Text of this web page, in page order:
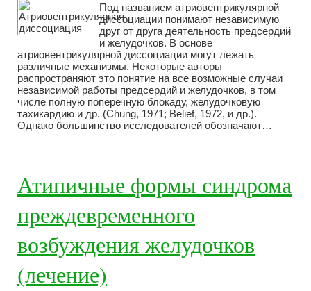
Под названием атриовентрикулярной
диссоциации понимают независимую
друг от друга деятельность предсердий
и желудочков. В основе
атриовентрикулярной диссоциации могут лежать
различные механизмы. Некоторые авторы
распространяют это понятие на все возможные случаи
независимой работы предсердий и желудочков, в том
числе полную поперечную блокаду, желудочковую
тахикардию и др. (Chung, 1971; Belief, 1972, и др.).
Однако большинство исследователей обозначают…
Атипичные формы синдрома
преждевременного
возбуждения желудочков
(лечение)